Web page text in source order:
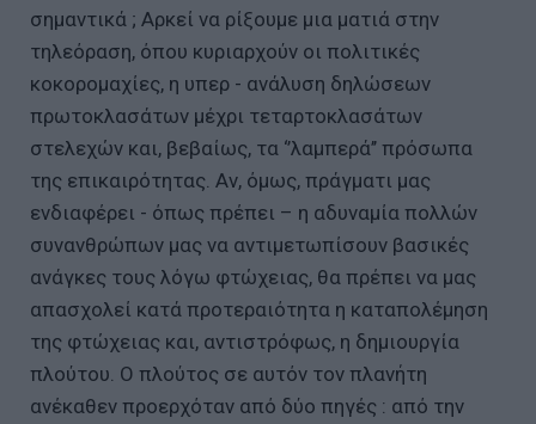
σημαντικά ; Αρκεί να ρίξουμε μια ματιά στην
τηλεόραση, όπου κυριαρχούν οι πολιτικές
κοκορομαχίες, η υπερ - ανάλυση δηλώσεων
πρωτοκλασάτων μέχρι τεταρτοκλασάτων
στελεχών και, βεβαίως, τα ‘’λαμπερά’’ πρόσωπα
της επικαιρότητας. Αν, όμως, πράγματι μας
ενδιαφέρει - όπως πρέπει – η αδυναμία πολλών
συνανθρώπων μας να αντιμετωπίσουν βασικές
ανάγκες τους λόγω φτώχειας, θα πρέπει να μας
απασχολεί κατά προτεραιότητα η καταπολέμηση
της φτώχειας και, αντιστρόφως, η δημιουργία
πλούτου. Ο πλούτος σε αυτόν τον πλανήτη
ανέκαθεν προερχόταν από δύο πηγές : από την